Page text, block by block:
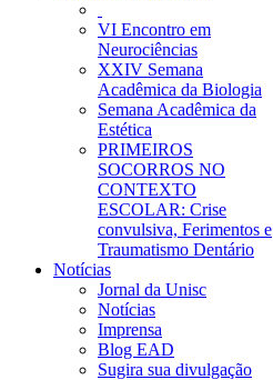
VI Encontro em
Neurociências
XXIV Semana
Acadêmica da Biologia
Semana Acadêmica da
Estética
PRIMEIROS
SOCORROS NO
CONTEXTO
ESCOLAR: Crise
convulsiva, Ferimentos e
Traumatismo Dentário
Notícias
Jornal da Unisc
Notícias
Imprensa
Blog EAD
Sugira sua divulgação